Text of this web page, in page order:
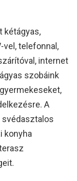
kétágyas,
vel, telefonnal,
internet
szobáink
A
konyha